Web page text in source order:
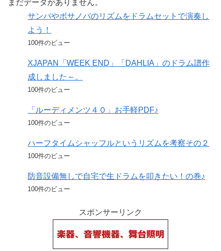
まだデータがありません。
サンバやボサノバのリズムをドラムセットで演奏し
よう！
100件のビュー
XJAPAN「WEEK END」「DAHLIA」のドラム譜作
成しました～。
100件のビュー
「ルーディメンツ４０」お手軽PDF♪
100件のビュー
ハーフタイムシャッフルというリズムを考察その２
100件のビュー
防音設備無しで自宅で生ドラムを叩きたい！の巻♪
100件のビュー
スポンサーリンク